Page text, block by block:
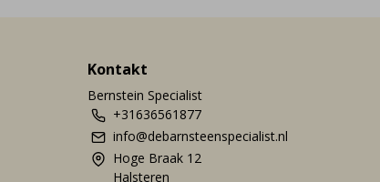
Kontakt
Bernstein Specialist
+31636561877
info@debarnsteenspecialist.nl
Hoge Braak 12
Halsteren